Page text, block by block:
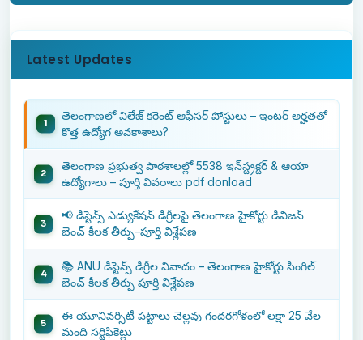
Latest Updates
తెలంగాణలో విలేజ్ కరెంట్ ఆఫీసర్ పోస్టులు – ఇంటర్ అర్హతతో
కొత్త ఉద్యోగ అవకాశాలు?
తెలంగాణ ప్రభుత్వ పాఠశాలల్లో 5538 ఇన్‌స్ట్రక్టర్ & ఆయా
ఉద్యోగాలు – పూర్తి వివరాలు pdf donload
📢 డిస్టెన్స్ ఎడ్యుకేషన్ డిగ్రీలపై తెలంగాణ హైకోర్టు డివిజన్
బెంచ్ కీలక తీర్పు–పూర్తి విశ్లేషణ
📚 ANU డిస్టెన్స్ డిగ్రీల వివాదం – తెలంగాణ హైకోర్టు సింగిల్
బెంచ్ కీలక తీర్పు పూర్తి విశ్లేషణ
ఈ యూనివర్సిటీ పట్టాలు చెల్లవు గందరగోళంలో లక్షా 25 వేల
మంది సర్టిఫికెట్లు